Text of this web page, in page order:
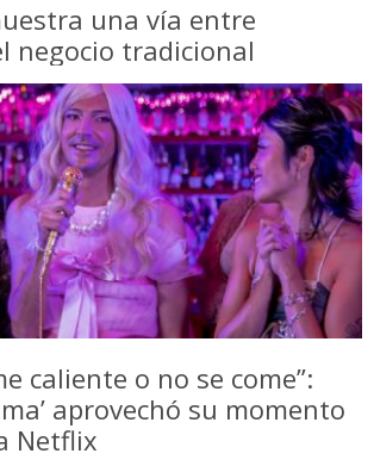
una vía entre
negocio tradicional
caliente o no se come”:
aprovechó su momento
Netflix